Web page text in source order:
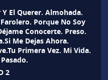
El Querer. Almohada.
Porque No Soy
Conocerte. Preso.
Me Dejas Ahora.
Primera Vez. Mi Vida.
2